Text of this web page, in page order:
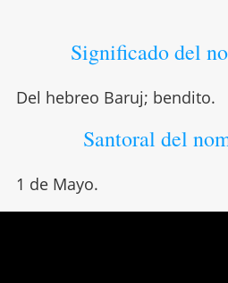
Significado del
Del hebreo Baruj; bendito.
Santoral del
1 de Mayo.